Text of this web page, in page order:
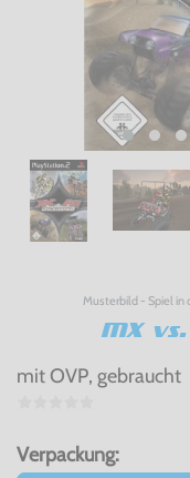
Musterbild - Spiel in
MX
mit OVP, gebraucht
Verpackung: